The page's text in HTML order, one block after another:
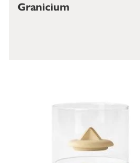
Granicium